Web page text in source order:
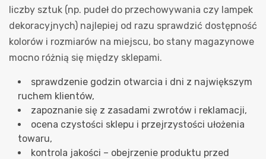
liczby sztuk (np. pudeł do przechowywania czy lampek
dekoracyjnych) najlepiej od razu sprawdzić dostępność
kolorów i rozmiarów na miejscu, bo stany magazynowe
mocno różnią się między sklepami.
sprawdzenie godzin otwarcia i dni z największym
ruchem klientów,
zapoznanie się z zasadami zwrotów i reklamacji,
ocena czystości sklepu i przejrzystości ułożenia
towaru,
kontrola jakości – obejrzenie produktu przed